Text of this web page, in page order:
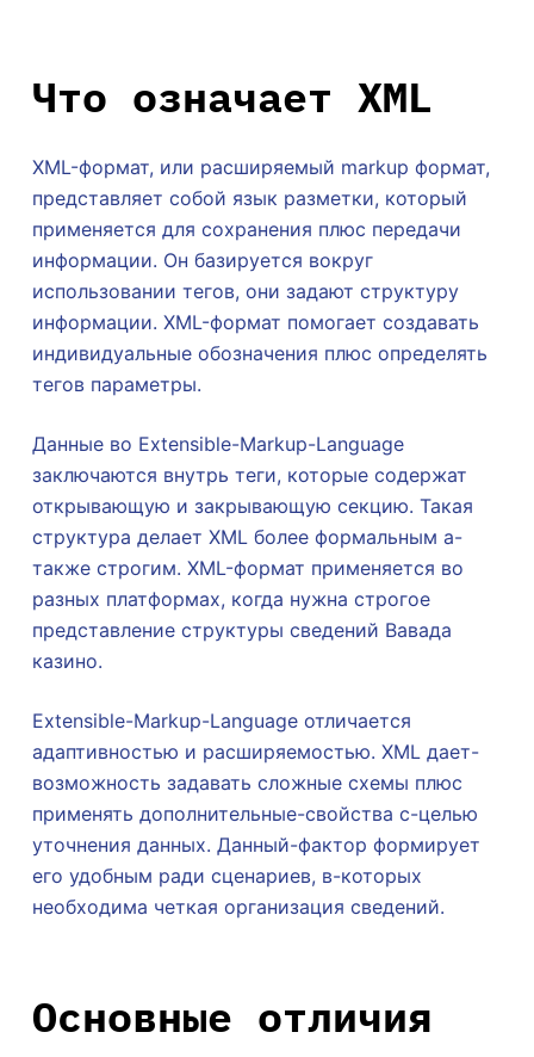
Что означает XML
XML-формат, или расширяемый markup формат,
представляет собой язык разметки, который
применяется для сохранения плюс передачи
информации. Он базируется вокруг
использовании тегов, они задают структуру
информации. XML-формат помогает создавать
индивидуальные обозначения плюс определять
тегов параметры.
Данные во Extensible-Markup-Language
заключаются внутрь теги, которые содержат
открывающую и закрывающую секцию. Такая
структура делает XML более формальным а-
также строгим. XML-формат применяется во
разных платформах, когда нужна строгое
представление структуры сведений Вавада
казино.
Extensible-Markup-Language отличается
адаптивностью и расширяемостью. XML дает-
возможность задавать сложные схемы плюс
применять дополнительные-свойства с-целью
уточнения данных. Данный-фактор формирует
его удобным ради сценариев, в-которых
необходима четкая организация сведений.
Основные отличия